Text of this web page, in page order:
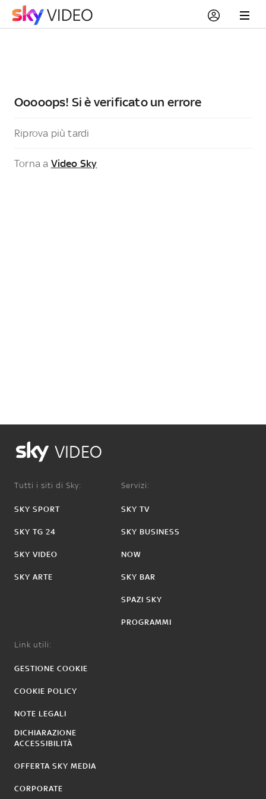
Ooooops! Si è verificato un errore
Riprova più tardi
Torna a Video Sky
VIDEO
Tutti i siti di Sky:
SKY SPORT
SKY TG 24
SKY VIDEO
SKY ARTE
Servizi:
SKY TV
SKY BUSINESS
NOW
SKY BAR
SPAZI SKY
PROGRAMMI
Link utili:
GESTIONE COOKIE
COOKIE POLICY
NOTE LEGALI
DICHIARAZIONE
ACCESSIBILITÀ
OFFERTA SKY MEDIA
CORPORATE